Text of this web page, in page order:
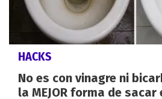
HACKS
No es con vinagre ni
la MEJOR forma de